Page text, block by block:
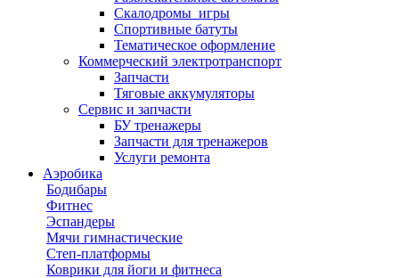
Скалодромы_игры
Спортивные батуты
Тематическое оформление
Коммерческий электротранспорт
Запчасти
Тяговые аккумуляторы
Сервис и запчасти
БУ тренажеры
Запчасти для тренажеров
Услуги ремонта
Аэробика
Бодибары
Фитнес
Эспандеры
Мячи гимнастические
Степ-платформы
Коврики для йоги и фитнеса